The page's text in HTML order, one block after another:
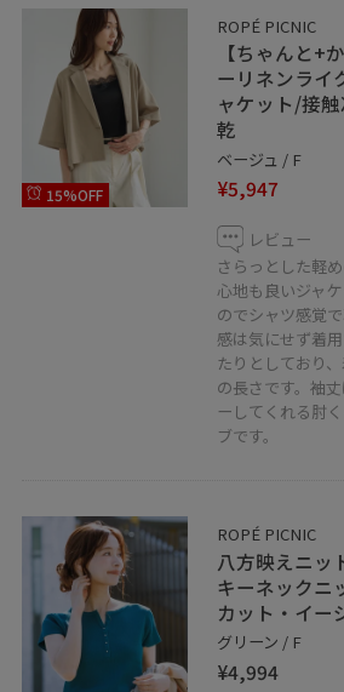
リアルバイしたアイテムや、私が好
コーデを日々配信しています！
是非フォローお願い致します！
⇨@masu__yuri
※紐付いていないアイテムは私物とな
※照明の当たり具合で、実際の商品
実際の商品に近い色味は商品ペー
15%OFF
ROPÉ PICNIC
【ちゃんと+
ーリネンライ
ャケット/接
乾
ベージュ / F
¥5,947
レビュー
さらっとした軽
心地も良いジャ
のでシャツ感覚
感は気にせず着
たりとしており
の長さです。袖
ーしてくれる肘
ブです。
ROPÉ PICNIC
八方映えニッ
キーネックニ
カット・イー
グリーン / F
¥4,994